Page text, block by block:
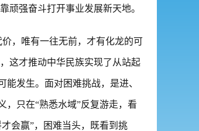
顽强奋斗打开事业发展新天地。
，唯有一往无前，才有化龙的可
这才推动中华民族实现了从站起
发生。面对困难挑战，是进、
，只在“熟悉水域”反复游走，看
会赢”，困难当头，既看到挑